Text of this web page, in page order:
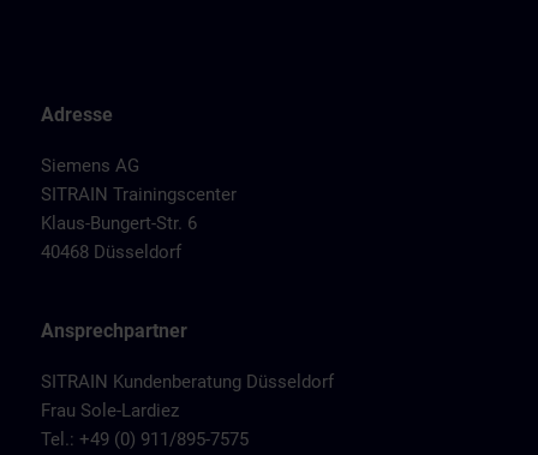
Adresse
Siemens AG
SITRAIN Trainingscenter
Klaus-Bungert-Str. 6
40468 Düsseldorf
Ansprechpartner
SITRAIN Kundenberatung Düsseldorf
Frau Sole-Lardiez
Tel.: +49 (0) 911/895-7575